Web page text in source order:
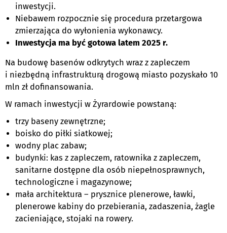
inwestycji.
Niebawem rozpocznie się procedura przetargowa
zmierzająca do wyłonienia wykonawcy.
Inwestycja ma być gotowa latem 2025 r.
Na budowę basenów odkrytych wraz z zapleczem
i niezbędną infrastrukturą drogową miasto pozyskało 10
mln zł dofinansowania.
W ramach inwestycji w Żyrardowie powstaną:
trzy baseny zewnętrzne;
boisko do piłki siatkowej;
wodny plac zabaw;
budynki: kas z zapleczem, ratownika z zapleczem,
sanitarne dostępne dla osób niepełnosprawnych,
technologiczne i magazynowe;
mała architektura – prysznice plenerowe, ławki,
plenerowe kabiny do przebierania, zadaszenia, żagle
zacieniające, stojaki na rowery.